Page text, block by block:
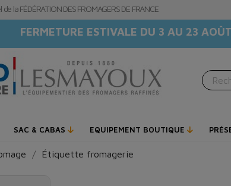
la FÉDÉRATION DES FROMAGERS DE FRANCE
FERMETURE ESTIVALE DU 3 AU 23
SAC & CABAS EQUIPEMENT BOUTIQUE
Étiquette fromagerie